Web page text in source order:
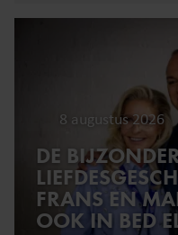
8 augustus 2026
DE
FRANS EN
OOK IN BED